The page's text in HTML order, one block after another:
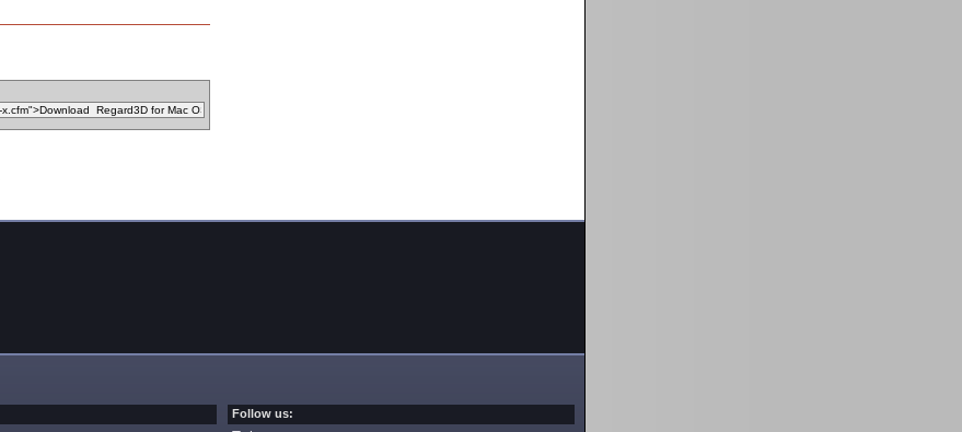
Follow us: